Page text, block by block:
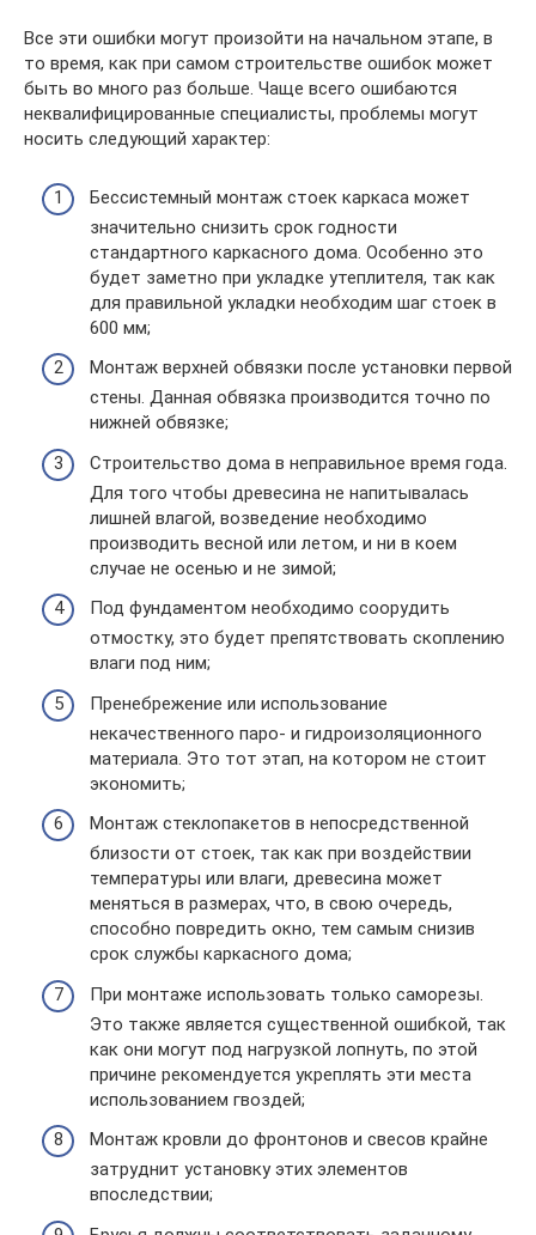
Все эти ошибки могут произойти на начальном этапе, в
то время, как при самом строительстве ошибок может
быть во много раз больше. Чаще всего ошибаются
неквалифицированные специалисты, проблемы могут
носить следующий характер:
Бессистемный монтаж стоек каркаса может
значительно снизить срок годности
стандартного каркасного дома. Особенно это
будет заметно при укладке утеплителя, так как
для правильной укладки необходим шаг стоек в
600 мм;
Монтаж верхней обвязки после установки первой
стены. Данная обвязка производится точно по
нижней обвязке;
Строительство дома в неправильное время года.
Для того чтобы древесина не напитывалась
лишней влагой, возведение необходимо
производить весной или летом, и ни в коем
случае не осенью и не зимой;
Под фундаментом необходимо соорудить
отмостку, это будет препятствовать скоплению
влаги под ним;
Пренебрежение или использование
некачественного паро- и гидроизоляционного
материала. Это тот этап, на котором не стоит
экономить;
Монтаж стеклопакетов в непосредственной
близости от стоек, так как при воздействии
температуры или влаги, древесина может
меняться в размерах, что, в свою очередь,
способно повредить окно, тем самым снизив
срок службы каркасного дома;
При монтаже использовать только саморезы.
Это также является существенной ошибкой, так
как они могут под нагрузкой лопнуть, по этой
причине рекомендуется укреплять эти места
использованием гвоздей;
Монтаж кровли до фронтонов и свесов крайне
затруднит установку этих элементов
впоследствии;